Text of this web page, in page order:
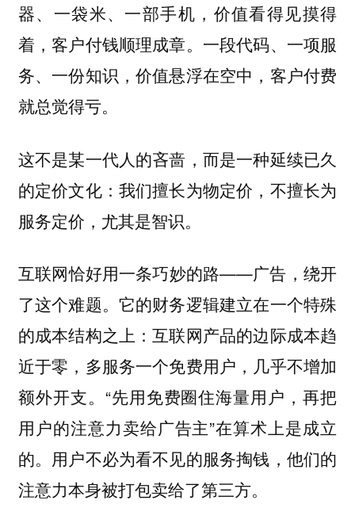
器、一袋米、一部手机，价值看得见摸得
着，客户付钱顺理成章。一段代码、一项服
务、一份知识，价值悬浮在空中，客户付费
就总觉得亏。
这不是某一代人的吝啬，而是一种延续已久
的定价文化：我们擅长为物定价，不擅长为
服务定价，尤其是智识。
互联网恰好用一条巧妙的路——广告，绕开
了这个难题。它的财务逻辑建立在一个特殊
的成本结构之上：互联网产品的边际成本趋
近于零，多服务一个免费用户，几乎不增加
额外开支。“先用免费圈住海量用户，再把
用户的注意力卖给广告主”在算术上是成立
的。用户不必为看不见的服务掏钱，他们的
注意力本身被打包卖给了第三方。